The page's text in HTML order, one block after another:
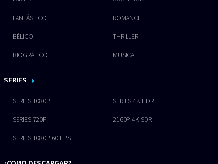
FANTÁSTICO ROMANCE
BÉLICO THRILLER
BIOGRÁFICO MUSICAL
SERIES
SERIES 1080P SERIES 4K HDR
SERIES 720P 2160P 4K SDR
SERIES 1080P 60 FPS